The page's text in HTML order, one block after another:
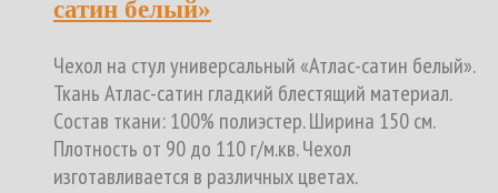
сатин белый»
Чехол на стул универсальный «Атлас-сатин белый».
Ткань Атлас-сатин гладкий блестящий материал.
Cостав ткани: 100% полиэстер. Ширина 150 см.
Плотность от 90 до 110 г/м.кв. Чехол
изготавливается в различных цветах.